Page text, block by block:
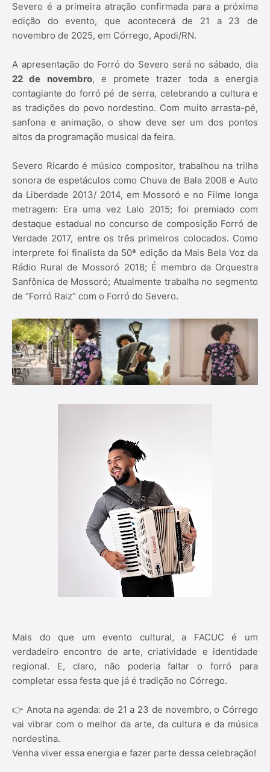
Severo é a primeira atração confirmada para a próxima
edição do evento, que acontecerá de 21 a 23 de
novembro de 2025, em Córrego, Apodi/RN.
A apresentação do Forró do Severo será no sábado, dia
22 de novembro, e promete trazer toda a energia
contagiante do forró pé de serra, celebrando a cultura e
as tradições do povo nordestino. Com muito arrasta-pé,
sanfona e animação, o show deve ser um dos pontos
altos da programação musical da feira.
Severo Ricardo é músico compositor, trabalhou na trilha
sonora de espetáculos como Chuva de Bala 2008 e Auto
da Liberdade 2013/ 2014, em Mossoró e no Filme longa
metragem: Era uma vez Lalo 2015; foi premiado com
destaque estadual no concurso de composição Forró de
Verdade 2017, entre os três primeiros colocados. Como
interprete foi finalista da 50ª edição da Mais Bela Voz da
Rádio Rural de Mossoró 2018; É membro da Orquestra
Sanfônica de Mossoró; Atualmente trabalha no segmento
de “Forró Raiz” com o Forró do Severo.
Mais do que um evento cultural, a FACUC é um
verdadeiro encontro de arte, criatividade e identidade
regional. E, claro, não poderia faltar o forró para
completar essa festa que já é tradição no Córrego.
👉 Anota na agenda: de 21 a 23 de novembro, o Córrego
vai vibrar com o melhor da arte, da cultura e da música
nordestina.
Venha viver essa energia e fazer parte dessa celebração!